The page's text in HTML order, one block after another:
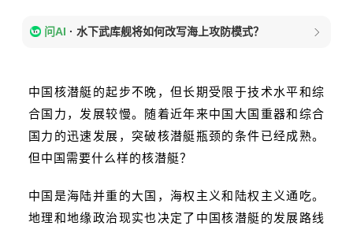
问AI · 水下武库舰将如何改写海上攻防模式？
中国核潜艇的起步不晚，但长期受限于技术水平和综
合国力，发展较慢。随着近年来中国大国重器和综合
国力的迅速发展，突破核潜艇瓶颈的条件已经成熟。
但中国需要什么样的核潜艇？
中国是海陆并重的大国，海权主义和陆权主义通吃。
地理和地缘政治现实也决定了中国核潜艇的发展路线